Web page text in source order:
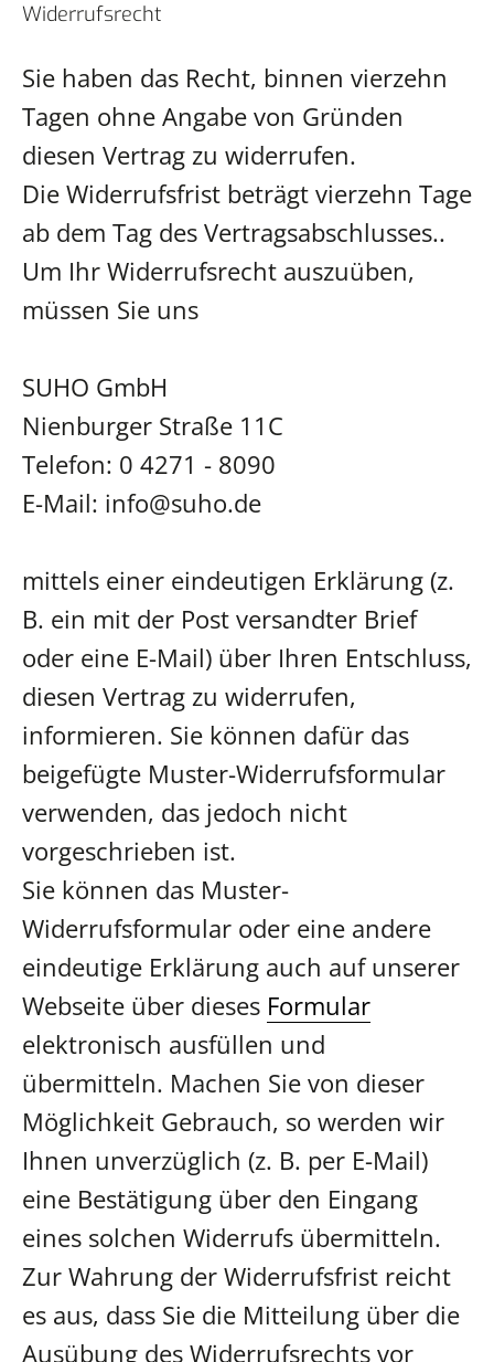
Widerrufsrecht
Sie haben das Recht, binnen vierzehn
Tagen ohne Angabe von Gründen
diesen Vertrag zu widerrufen.
Die Widerrufsfrist beträgt vierzehn Tage
ab dem Tag des Vertragsabschlusses..
Um Ihr Widerrufsrecht auszuüben,
müssen Sie uns
SUHO GmbH
Nienburger Straße 11C
Telefon: 0 4271 - 8090
E-Mail: info@suho.de
mittels einer eindeutigen Erklärung (z.
B. ein mit der Post versandter Brief
oder eine E-Mail) über Ihren Entschluss,
diesen Vertrag zu widerrufen,
informieren. Sie können dafür das
beigefügte Muster-Widerrufsformular
verwenden, das jedoch nicht
vorgeschrieben ist.
Sie können das Muster-
Widerrufsformular oder eine andere
eindeutige Erklärung auch auf unserer
Webseite über dieses Formular
elektronisch ausfüllen und
übermitteln. Machen Sie von dieser
Möglichkeit Gebrauch, so werden wir
Ihnen unverzüglich (z. B. per E-Mail)
eine Bestätigung über den Eingang
eines solchen Widerrufs übermitteln.
Zur Wahrung der Widerrufsfrist reicht
es aus, dass Sie die Mitteilung über die
Ausübung des Widerrufsrechts vor